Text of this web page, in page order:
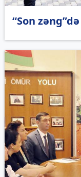
“Son